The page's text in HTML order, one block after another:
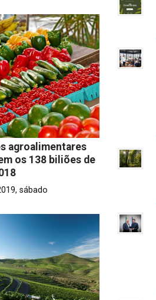
agroalimentares
os 138 biliões de
sábado